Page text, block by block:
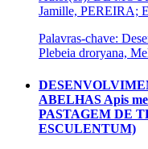
Jamille, PEREIRA;
Palavras-chave:
Plebeia droryana,
ABELHAS Apis
PASTAGEM DE
ESCULENTUM)